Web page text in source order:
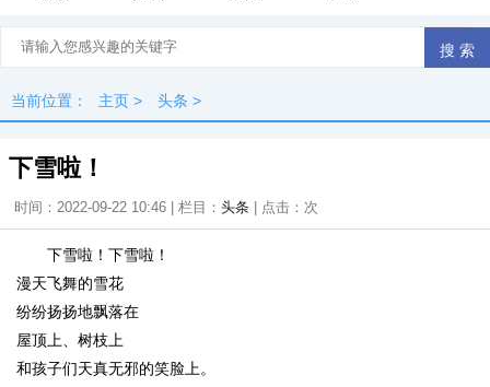
当前位置： 主页 > 头条 >
下雪啦！
时间：2022-09-22 10:46 | 栏目： 头条 | 点击： 次
下雪啦！下雪啦！
漫天飞舞的雪花
纷纷扬扬地飘落在
屋顶上、树枝上
和孩子们天真无邪的笑脸上。